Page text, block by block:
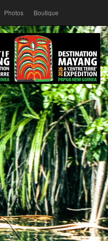
Photos Boutique